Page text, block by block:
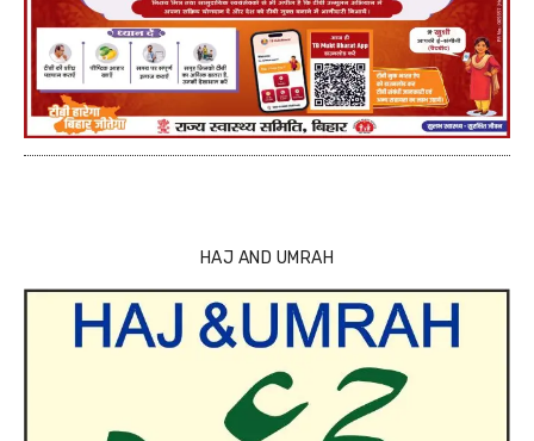
HAJ AND UMRAH